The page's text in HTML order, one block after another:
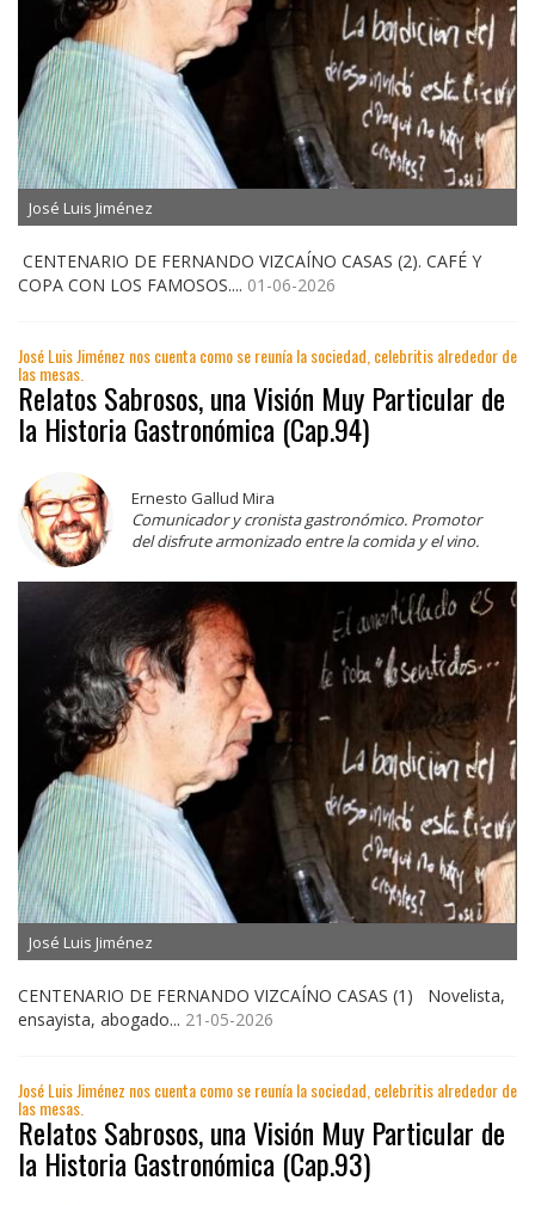
José Luis Jiménez
CENTENARIO DE FERNANDO VIZCAÍNO CASAS (2). CAFÉ Y
COPA CON LOS FAMOSOS.... 01-06-2026
José Luis Jiménez nos cuenta como se reunía la sociedad, celebritis alrededor de
las mesas.
Relatos Sabrosos, una Visión Muy Particular de
la Historia Gastronómica (Cap.94)
Ernesto Gallud Mira
Comunicador y cronista gastronómico. Promotor
del disfrute armonizado entre la comida y el vino.
José Luis Jiménez
CENTENARIO DE FERNANDO VIZCAÍNO CASAS (1) Novelista,
ensayista, abogado... 21-05-2026
José Luis Jiménez nos cuenta como se reunía la sociedad, celebritis alrededor de
las mesas.
Relatos Sabrosos, una Visión Muy Particular de
la Historia Gastronómica (Cap.93)